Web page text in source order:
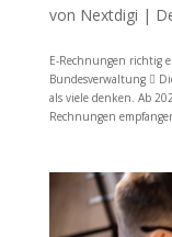
von Nextdigi |
E-Rechnungen richtig
Bundesverwaltung 
als viele denken. Ab
Rechnungen